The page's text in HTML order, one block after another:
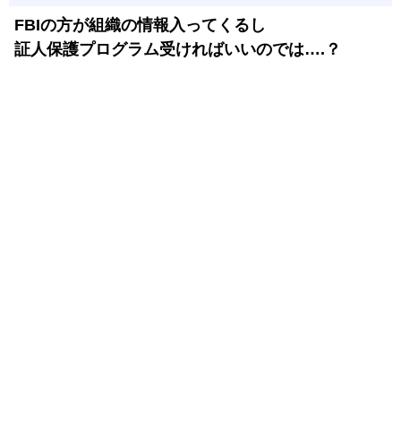
FBIの方が組織の情報入ってくるし
証人保護プログラム受ければいいのでは….？